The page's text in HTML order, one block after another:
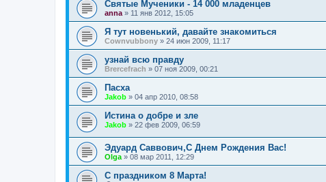
Святые Мученики - 14 000 младенцев
anna » 11 янв 2012, 15:05
Я тут новенький, давайте знакомиться
Cownvubbony » 24 июн 2009, 11:17
узнай всю правду
Brercefrach » 07 ноя 2009, 00:21
Пасха
Jakob » 04 апр 2010, 08:58
Истина о добре и зле
Jakob » 22 фев 2009, 06:59
Эдуард Саввович,С Днем Рождения Вас!
Olga » 08 мар 2011, 12:29
С праздником 8 Марта!